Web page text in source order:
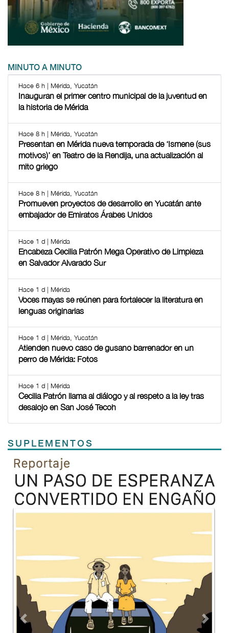
MINUTO A MINUTO
Hace 6 h | Mérida, Yucatán
Inauguran el primer centro municipal de la juventud en
la historia de Mérida
Hace 8 h | Mérida, Yucatán
Presentan en Mérida nueva temporada de ‘Ismene (sus
motivos)’ en Teatro de la Rendija, una actualización al
mito griego
Hace 8 h | Mérida, Yucatán
Promueven proyectos de desarrollo en Yucatán ante
embajador de Emiratos Árabes Unidos
Hace 1 d | Mérida
Encabeza Cecilia Patrón Mega Operativo de Limpieza
en Salvador Alvarado Sur
Hace 1 d | Mérida
Voces mayas se reúnen para fortalecer la literatura en
lenguas originarias
Hace 1 d | Mérida, Yucatán
Atienden nuevo caso de gusano barrenador en un
perro de Mérida: Fotos
Hace 1 d | Mérida
Cecilia Patrón llama al diálogo y al respeto a la ley tras
desalojo en San José Tecoh
SUPLEMENTOS
Previous
TODOS LOS SUPLEMENTOS
Contacto Directorio Aviso de privacidad